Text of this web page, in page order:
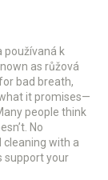
používaná k
as růžová
bad breath,
it promises—
people think
No
with a
support your